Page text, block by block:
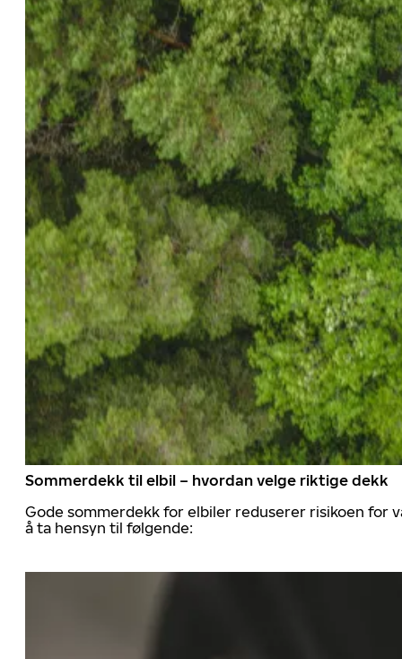
Sommerdekk til elbil – hvordan velge riktige dekk
Gode sommerdekk for elbiler reduserer risikoen for
å ta hensyn til følgende: